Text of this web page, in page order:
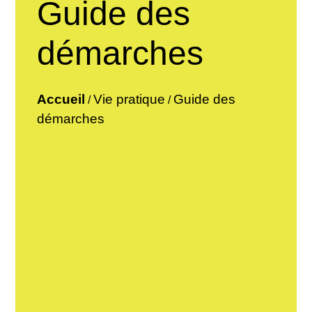
Guide des
démarches
Accueil /Vie pratique / Guide des
démarches